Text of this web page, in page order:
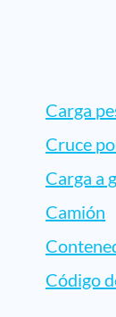
Carga
Cruce
Carga a
Camión
Código